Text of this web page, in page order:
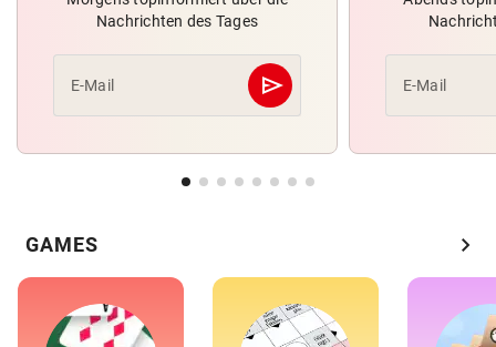
Nachrichten des Tages
E-Mail send
Abschicken E-Mail
GAMES chevron_right